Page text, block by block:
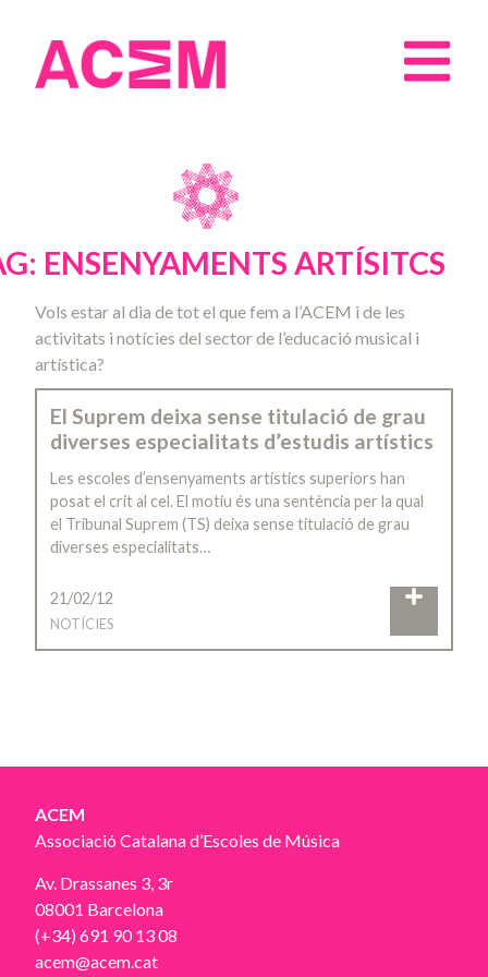
ENSENYAMENTS ARTÍSITCS
Vols estar al dia de tot el que fem a l’ACEM i de les
activitats i notícies del sector de l’educació musical i
artística?
El Suprem deixa sense titulació de grau
diverses especialitats d’estudis artístics
Les escoles d’ensenyaments artístics superiors han
posat el crit al cel. El motiu és una sentència per la qual
el Tribunal Suprem (TS) deixa sense titulació de grau
diverses especialitats…
21/02/12
NOTÍCIES
ACEM
Associació Catalana d’Escoles de Música
Av. Drassanes 3, 3r
08001 Barcelona
(+34) 691 90 13 08
acem@acem.cat